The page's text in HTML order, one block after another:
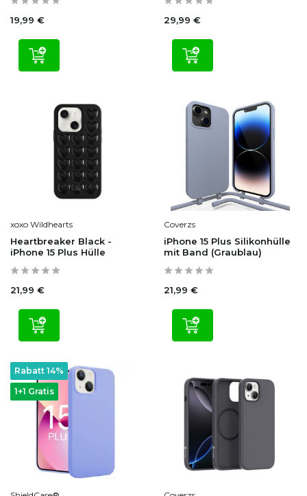
19,99 € 29,99 €
xoxo Wildhearts
Heartbreaker Black -
iPhone 15 Plus Hülle
21,99 €
Coverzs
iPhone 15 Plus Silikonhülle
mit Band (Graublau)
21,99 €
1+1 Gratis
Rabatt 14%